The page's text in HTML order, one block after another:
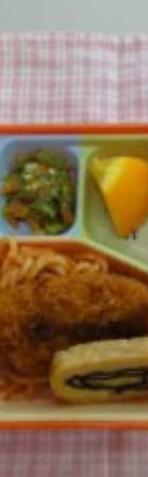
2020年10月(13)
2019年10月(09)
2017年10月(10)
2016年10月(06)
2015年10月(08)
2014年10月(13)